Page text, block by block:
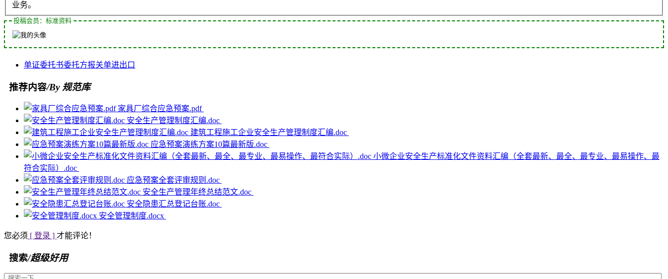
业务。
投稿会员：标准资料
单证委托书委托方报关单进出口
推荐内容/By 规范库
家具厂综合应急预案.pdf
安全生产管理制度汇编.doc
建筑工程施工企业安全生产管理制度汇编.doc
应急预案演练方案10篇最新版.doc
小微企业安全生产标准化文件资料汇编（全套最新、最全、最专业、最易操作、最
符合实际）.doc
应急预案全套评审规则.doc
安全生产管理年终总结范文.doc
安全隐患汇总登记台账.doc
安全管理制度.docx
您必须 [ 登录 ] 才能评论！
搜索/超级好用